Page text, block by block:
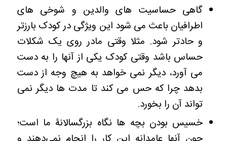
گاهی حساسیت های والدین و شوخی های
اطرافیان باعث می شود این ویژگی در کودک بارزتر
و حادتر شود. مثلا وقتی مادر روی یک شکلات
حساس باشد وقتی کودک یکی از آنها را به دست
می آورد، دیگر نمی خواهد به هیچ وجه از دست
بدهد چرا که حس می کند تا مدت ها دیگر نمی
تواند آن را بخورد.
خسیس بودن بچه ها نگاه بزرگسالانۀ ما است؛